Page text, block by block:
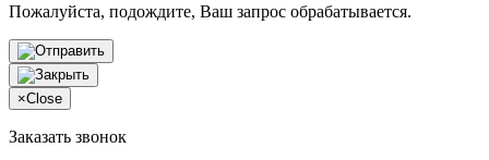
Пожалуйста, подождите, Ваш запрос обрабатывается.
×Close
Заказать звонок